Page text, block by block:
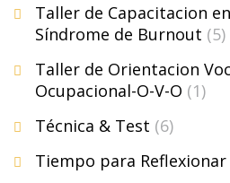
Taller de Capacitacion
Síndrome de Burnout (5)
Taller de Orientacion
Ocupacional-O-V-O (1)
Técnica & Test (6)
Tiempo para Reflexionar